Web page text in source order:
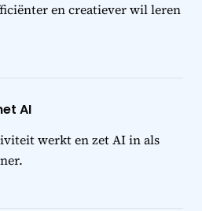
en creatiever wil leren
AI
werkt en zet AI in als